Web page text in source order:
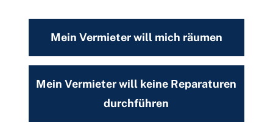
Mein Vermieter will mich räumen
Mein Vermieter will keine Reparaturen
durchführen